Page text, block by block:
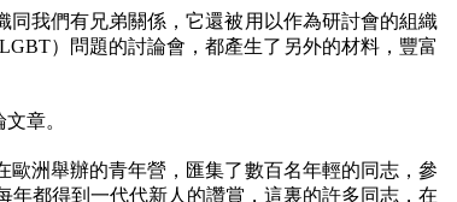
我們有兄弟關係，它還被用以作為研討會的組織
LGBT）問題的討論會，都產生了另外的材料，豐富
章。
洲舉辦的青年營，匯集了數百名年輕的同志，參
年都得到一代代新人的讚賞，這裏的許多同志，在